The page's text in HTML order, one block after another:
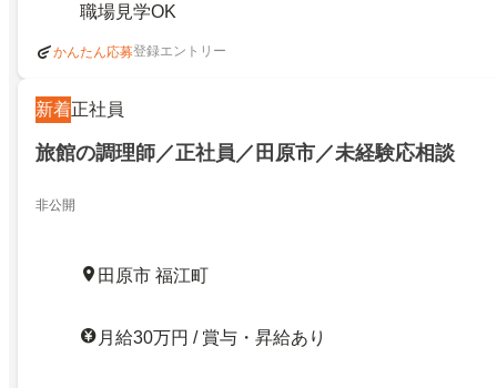
職場見学OK
かんたん応募登録エントリー
新着正社員
旅館の調理師／正社員／田原市／未経験応相談
非公開
田原市 福江町
月給30万円 / 賞与・昇給あり